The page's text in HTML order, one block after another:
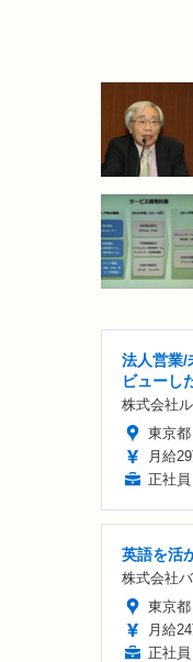
法人営業/
ビューし
株式会社
東京都
月給
正社員
英語を活
株式会社
東京都
月給
正社員